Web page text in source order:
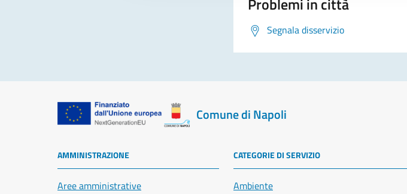
Segnala disservizio
Comune di Napoli
AMMINISTRAZIONE
Aree amministrative
CATEGORIE DI SERVIZIO
Ambiente